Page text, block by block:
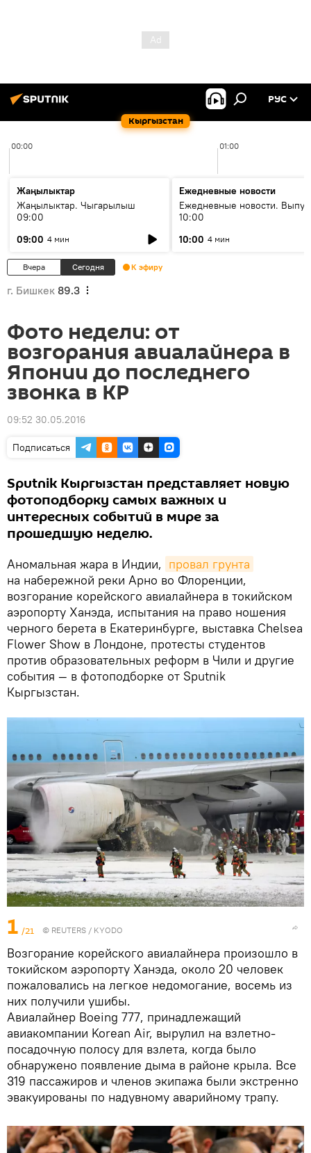
Кыргызстан
РУС
00:00 01:00
Жаңылыктар
Жаңылыктар. Чыгарылыш
09:00
09:00 4 мин
Ежедневные новости
Ежедневные новости.
10:00
10:00 4 мин
Вчера Сегодня К эфиру
г. Бишкек 89.3
Фото недели: от
возгорания авиалайнера в
Японии до последнего
звонка в КР
09:52 30.05.2016
Подписаться
Sputnik Кыргызстан представляет новую
фотоподборку самых важных и
интересных событий в мире за
прошедшую неделю.
Аномальная жара в Индии, провал грунта
на набережной реки Арно во Флоренции,
возгорание корейского авиалайнера в токийском
аэропорту Ханэда, испытания на право ношения
черного берета в Екатеринбурге, выставка Chelsea
Flower Show в Лондоне, протесты студентов
против образовательных реформ в Чили и другие
события — в фотоподборке от Sputnik
Кыргызстан.
1 /21 © REUTERS / KYODO
Возгорание корейского авиалайнера произошло в
токийском аэропорту Ханэда, около 20 человек
пожаловались на легкое недомогание, восемь из
них получили ушибы.
Авиалайнер Boeing 777, принадлежащий
авиакомпании Korean Air, вырулил на взлетно-
посадочную полосу для взлета, когда было
обнаружено появление дыма в районе крыла. Все
319 пассажиров и членов экипажа были экстренно
эвакуированы по надувному аварийному трапу.